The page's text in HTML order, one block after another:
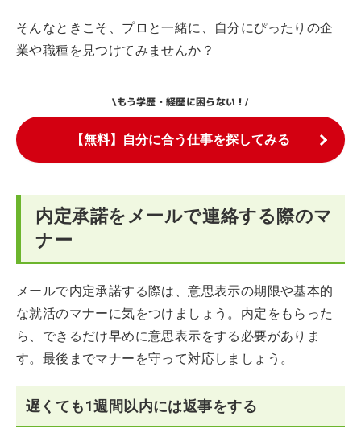
そんなときこそ、プロと一緒に、自分にぴったりの企
業や職種を見つけてみませんか？
\もう学歴・経歴に困らない！/
【無料】自分に合う仕事を探してみる
内定承諾をメールで連絡する際のマ
ナー
メールで内定承諾する際は、意思表示の期限や基本的
な就活のマナーに気をつけましょう。内定をもらった
ら、できるだけ早めに意思表示をする必要がありま
す。最後までマナーを守って対応しましょう。
遅くても1週間以内には返事をする